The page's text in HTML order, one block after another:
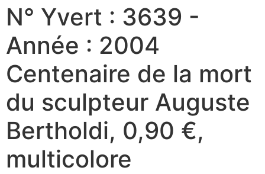
N° Yvert : 3639 -
Année : 2004
Centenaire de la mort
du sculpteur Auguste
Bertholdi, 0,90 €,
multicolore